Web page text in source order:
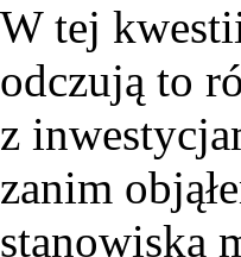
W tej
odczują to
z
zanim
stanowiska